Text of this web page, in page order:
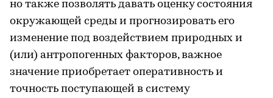
но также позволять давать оценку состояния
окружающей среды и прогнозировать его
изменение под воздействием природных и
(или) антропогенных факторов, важное
значение приобретает оперативность и
точность поступающей в систему